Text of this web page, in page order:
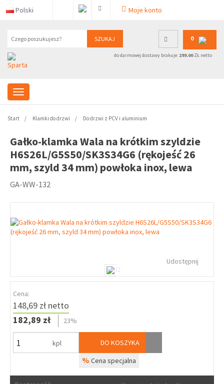
Polski Moje konto
SZUKAJ 0
do darmowej dostawy brakuje: 299.00ZŁ netto
Start Klamki do drzwi Do drzwi z PCV i aluminium
Gałko-klamka Wala na krótkim szyldzie
H6S26L/G5S50/SK3S34G6 (rękojeść 26
mm, szyld 34 mm) powłoka inox, lewa
GA-WW-132
Udostępnij
Cena:
148,69 zł netto
182,89 zł
23%
kpl DO KOSZYKA
% Cena specjalna